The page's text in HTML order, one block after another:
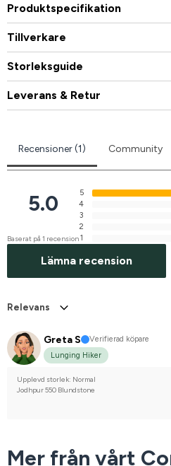
Produktspecifikation
Tillverkare
Storleksguide
Leverans & Retur
Recensioner (1) Community
5.0
Baserat på 1 recension
5
4
3
2
1
Lämna recension
Relevans
Greta S
Verifierad köpare
Lunging Hiker
Upplevd storlek: Normal
Jodhpur 550 Blundstone
Mer från vårt